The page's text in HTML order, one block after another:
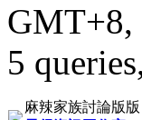
GMT+8,
5
麻辣家族討論版版